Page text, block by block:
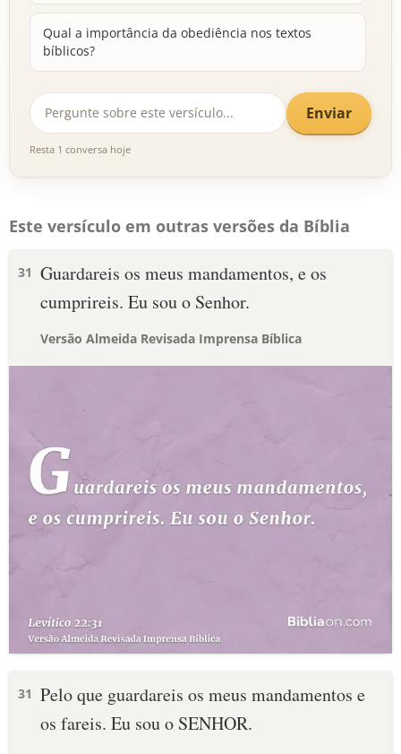
Qual a importância da obediência nos textos
bíblicos?
Enviar
Resta 1 conversa hoje
Este versículo em outras versões da Bíblia
31 Guardareis os meus mandamentos, e os
cumprireis. Eu sou o Senhor.
Versão Almeida Revisada Imprensa Bíblica
31 Pelo que guardareis os meus mandamentos e
os fareis. Eu sou o SENHOR.